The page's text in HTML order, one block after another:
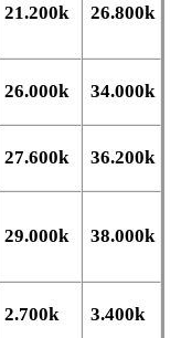
21.200k 26.800k
26.000k 34.000k
27.600k 36.200k
29.000k 38.000k
2.700k 3.400k